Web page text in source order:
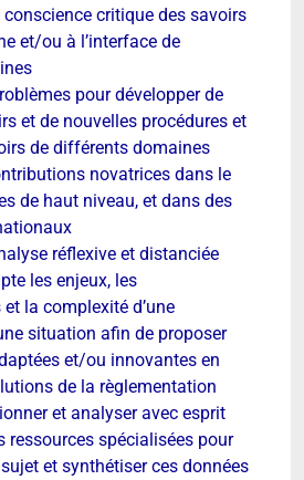
conscience critique des savoirs
et/ou à l’interface de
pour développer de
et de nouvelles procédures et
de différents domaines
novatrices dans le
de haut niveau, et dans des
réflexive et distanciée
les enjeux, les
la complexité d’une
situation afin de proposer
et/ou innovantes en
de la règlementation
et analyser avec esprit
ressources spécialisées pour
et synthétiser ces données